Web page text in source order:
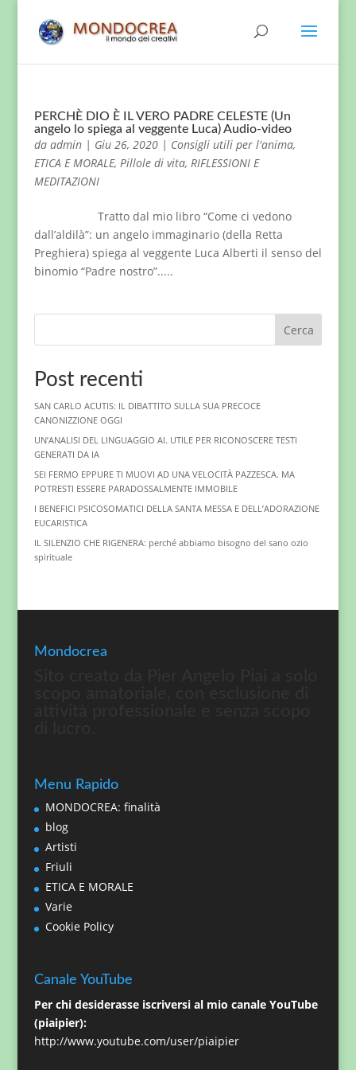
PERCHÈ DIO È IL VERO PADRE CELESTE (Un
angelo lo spiega al veggente Luca) Audio-video
da admin| Giu 26, 2020| Consigli utili per l'anima,
ETICA E MORALE, Pillole di vita, RIFLESSIONI E
MEDITAZIONI
Tratto dal mio libro “Come ci vedono
dall’aldilà”: un angelo immaginario (della Retta
Preghiera) spiega al veggente Luca Alberti il senso del
binomio “Padre nostro”.....
Cerca
Post recenti
SAN CARLO ACUTIS: IL DIBATTITO SULLA SUA PRECOCE
CANONIZZIONE OGGI
UN’ANALISI DEL LINGUAGGIO AI. UTILE PER RICONOSCERE TESTI
GENERATI DA IA
SEI FERMO EPPURE TI MUOVI AD UNA VELOCITÀ PAZZESCA. MA
POTRESTI ESSERE PARADOSSALMENTE IMMOBILE
I BENEFICI PSICOSOMATICI DELLA SANTA MESSA E DELL’ADORAZIONE
EUCARISTICA
IL SILENZIO CHE RIGENERA: perché abbiamo bisogno del sano ozio
spirituale
Mondocrea
Menu Rapido
MONDOCREA: finalità
blog
Artisti
Friuli
ETICA E MORALE
Varie
Cookie Policy
Canale YouTube
Per chi desiderasse iscriversi al mio canale YouTube
(piaipier):
http://www.youtube.com/user/piaipier